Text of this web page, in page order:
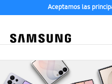
Aceptamos las